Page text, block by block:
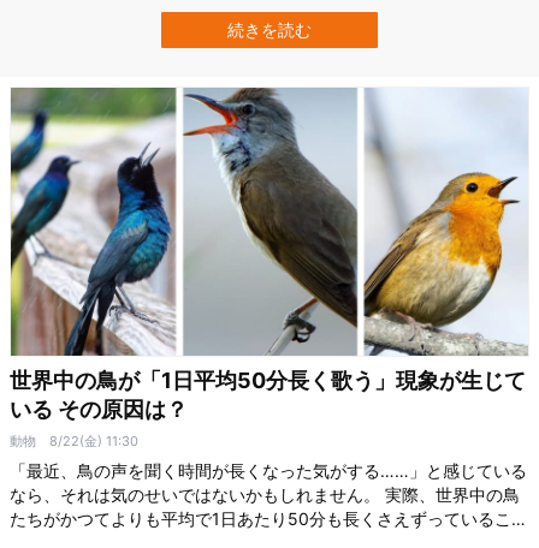
に10代の女の子がいる場合、声をより深く響かせる特定周波数が増
幅されるという。 さらに同チームによると、客席の女の子の方も
続きを読む
世界中の鳥が「1日平均50分長く歌う」現象が生じて
いる その原因は？
動物 8/22(金) 11:30
「最近、鳥の声を聞く時間が長くなった気がする……」と感じている
なら、それは気のせいではないかもしれません。 実際、世界中の鳥
たちがかつてよりも平均で1日あたり50分も長くさえずっていること